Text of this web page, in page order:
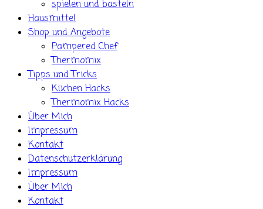
spielen und basteln
Hausmittel
Shop und Angebote
Pampered Chef
Thermomix
Tipps und Tricks
Küchen Hacks
Thermomix Hacks
Über Mich
Impressum
Kontakt
Datenschutzerklärung
Impressum
Über Mich
Kontakt